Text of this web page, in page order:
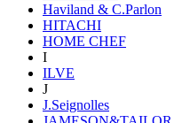
Haviland & C.Parlon
HITACHI
HOME CHEF
I
ILVE
J
J.Seignolles